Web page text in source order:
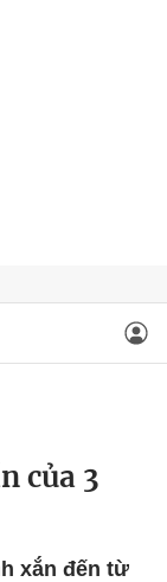
của 3
xắn đến từ